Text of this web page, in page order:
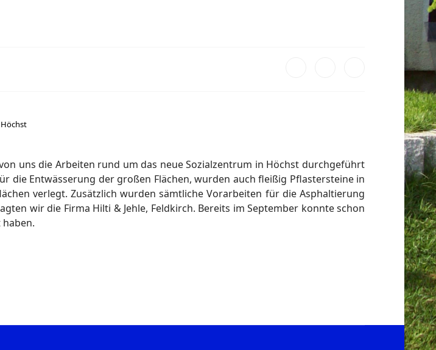
uns die Arbeiten rund um das neue Sozialzentrum in Höchst durchgeführt
die Entwässerung der großen Flächen, wurden auch fleißig Pflastersteine in
verlegt. Zusätzlich wurden sämtliche Vorarbeiten für die Asphaltierung
wir die Firma Hilti & Jehle, Feldkirch. Bereits im September konnte schon